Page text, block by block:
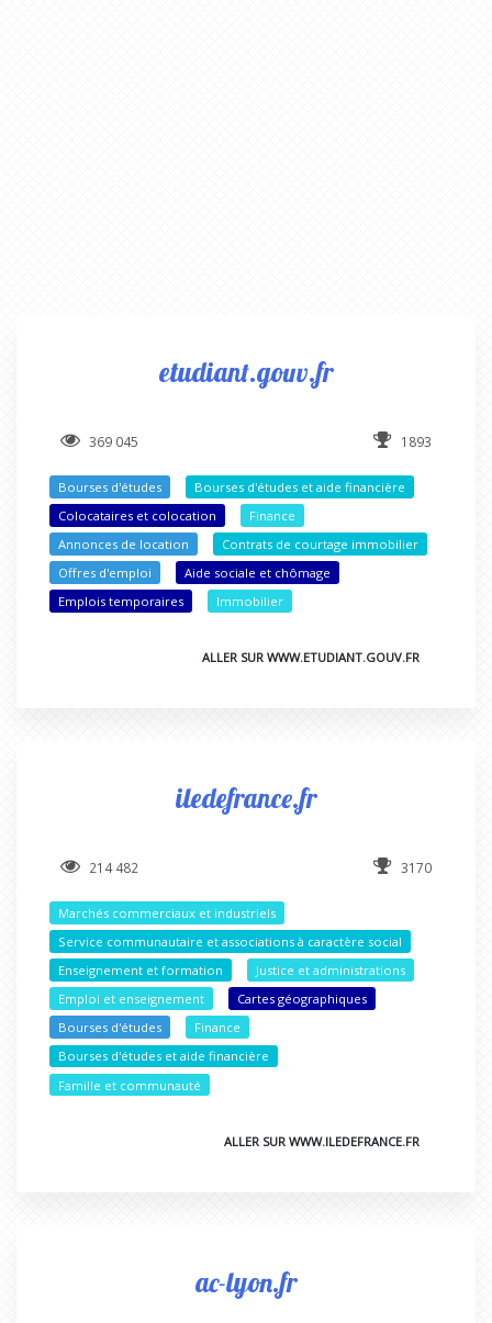
etudiant.gouv.fr
369 045 1893
Bourses d'études
Bourses d'études et aide financière
Colocataires et colocation
Finance
Annonces de location
Contrats de courtage immobilier
Offres d'emploi
Aide sociale et chômage
Emplois temporaires
Immobilier
ALLER SUR WWW.ETUDIANT.GOUV.FR
iledefrance.fr
214 482 3170
Marchés commerciaux et industriels
Service communautaire et associations à caractère social
Enseignement et formation
Justice et administrations
Emploi et enseignement
Cartes géographiques
Bourses d'études
Finance
Bourses d'études et aide financière
Famille et communauté
ALLER SUR WWW.ILEDEFRANCE.FR
ac-lyon.fr